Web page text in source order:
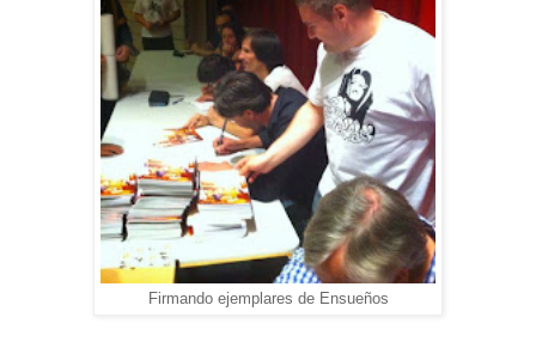
Firmando ejemplares de Ensueños